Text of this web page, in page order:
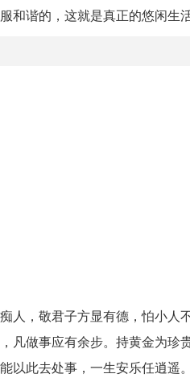
谐的，这就是真正的悠闲生活
人，敬君子方显有德，怕小人
凡做事应有余步。持黄金为珍
此去处事，一生安乐任逍遥。